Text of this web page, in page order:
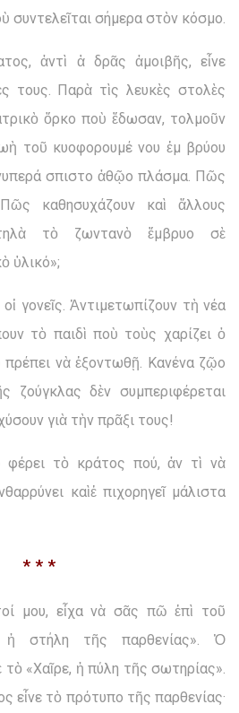
συντελεῖται σήμερα στὸν κόσμο.
ἀντὶ ἁ δρᾶς ἀμοιβῆς, εἶνε
τους. Παρὰ τὶς λευκὲς στολὲς
ὅρκο ποὺ ἔδωσαν, τολμοῦν
τοῦ κυοφορουμέ νου ἐμ βρύου
σπιστο ἀθῷο πλάσμα. Πῶς
Πῶς καθησυχάζουν καὶ ἄλλους
τὸ ζωντανὸ ἔμβρυο σὲ
ὑλικό»;
γονεῖς. Ἀντιμετωπίζουν τὴ νέα
τὸ παιδὶ ποὺ τοὺς χαρίζει ὁ
νὰ ἐξοντωθῇ. Κανένα ζῷο
ζούγκλας δὲν συμπεριφέρεται
γιὰ τὴν πρᾶξι τους!
φέρει τὸ κράτος πού, ἀν τὶ νὰ
καὶἐ πιχορηγεῖ μάλιστα
* * *
μου, εἶχα νὰ σᾶς πῶ ἐπὶ τοῦ
ἡ στήλη τῆς παρθενίας». Ὁ
τὸ «Χαῖρε, ἡ πύλη τῆς σωτηρίας».
εἶνε τὸ πρότυπο τῆς παρθενίας·